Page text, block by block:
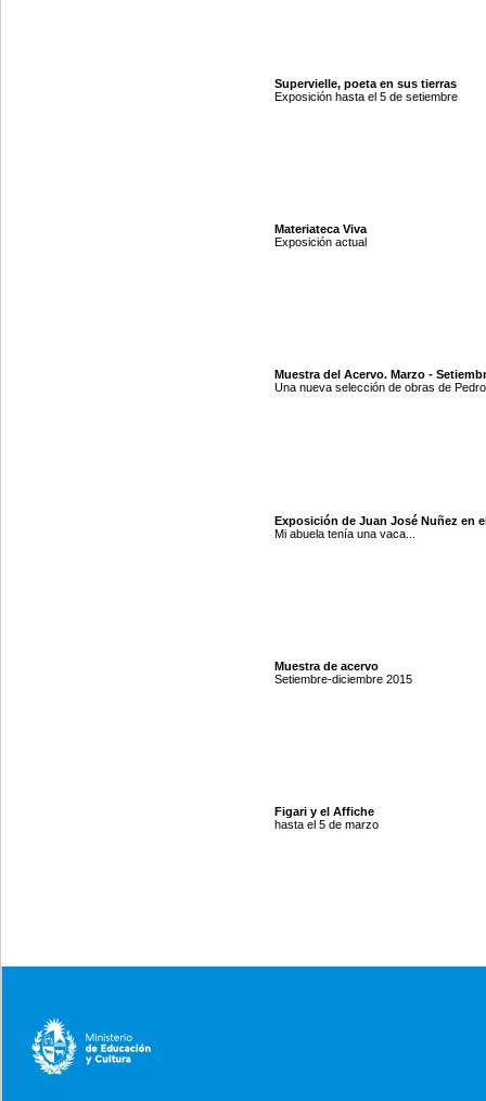
Supervielle, poeta en sus tierras
Exposición hasta el 5 de setiembre
Materiateca Viva
Exposición actual
Muestra del Acervo. Marzo -
Una nueva selección de obras de
Exposición de Juan José Nuñez en
Mi abuela tenía una vaca...
Muestra de acervo
Setiembre-diciembre 2015
Figari y el Affiche
hasta el 5 de marzo